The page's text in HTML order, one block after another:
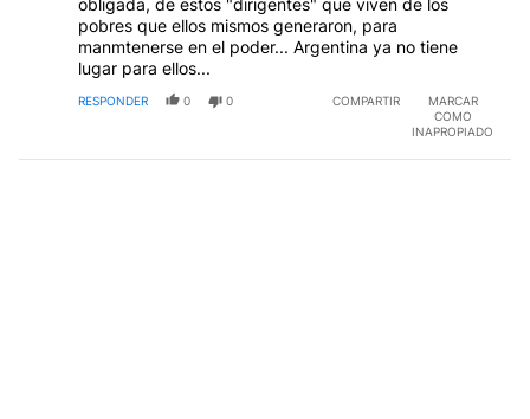
pobres que ellos mismos generaron, para
manmtenerse en el poder... Argentina ya no tiene
lugar para ellos...
RESPONDER 0 0 COMPARTIR
MARCAR
COMO
INAPROPIADO